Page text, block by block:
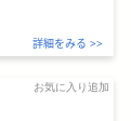
詳細をみる >>
お気に入り追加